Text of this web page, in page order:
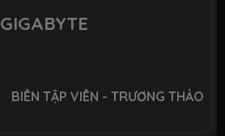
GIGABYTE
BIÊN TẬP VIÊN - TRƯƠNG THẢO